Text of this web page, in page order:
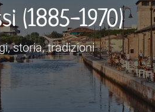
(1885-1970)
storia, tradizioni